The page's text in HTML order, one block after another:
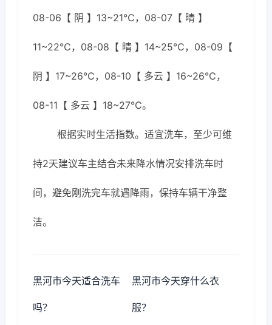
08-06【 阴 】13~21℃，08-07【 晴 】
11~22℃，08-08【 晴 】14~25℃，08-09【
阴 】17~26℃，08-10【 多云 】16~26℃，
08-11【 多云 】18~27℃。
根据实时生活指数。适宜洗车，至少可维
持2天建议车主结合未来降水情况安排洗车时
间，避免刚洗完车就遇降雨，保持车辆干净整
洁。
黑河市今天适合洗车
吗？
黑河市今天穿什么衣
服？